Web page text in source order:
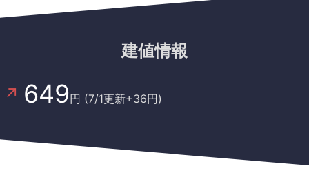
建値情報
649円 (7/1更新+36円)